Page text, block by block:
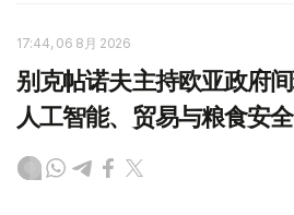
17:44, 06 8月 2026
别克帖诺夫主持欧亚政府
人工智能、贸易与粮食安全